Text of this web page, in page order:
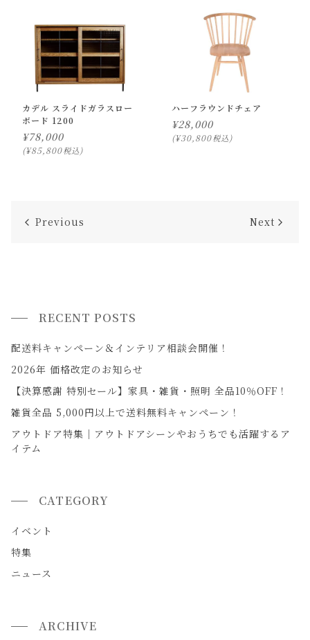
カデル スライドガラスロー
ボード 1200
¥78,000
¥85,800税込
ハーフラウンドチェア
¥28,000
¥30,800税込
Previous Next
RECENT POSTS
配送料キャンペーン＆インテリア相談会開催！
2026年 価格改定のお知らせ
【決算感謝 特別セール】家具・雑貨・照明 全品10％OFF！
雑貨全品 5,000円以上で送料無料キャンペーン！
アウトドア特集｜アウトドアシーンやおうちでも活躍するア
イテム
CATEGORY
イベント
特集
ニュース
ARCHIVE